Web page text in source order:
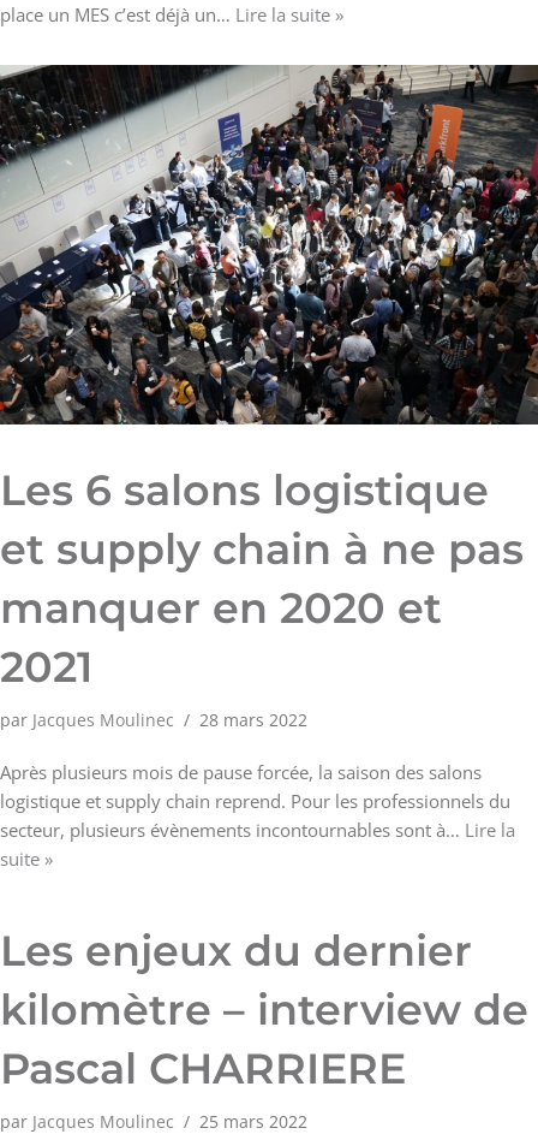
place un MES c’est déjà un… Lire la suite »
Les 6 salons logistique
et supply chain à ne pas
manquer en 2020 et
2021
par Jacques Moulinec 28 mars 2022
Après plusieurs mois de pause forcée, la saison des salons
logistique et supply chain reprend. Pour les professionnels du
secteur, plusieurs évènements incontournables sont à… Lire la
suite »
Les enjeux du dernier
kilomètre – interview de
Pascal CHARRIERE
par Jacques Moulinec 25 mars 2022